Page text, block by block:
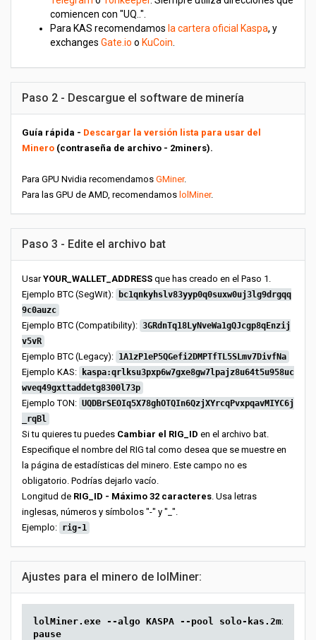
comiencen con "UQ..".
Para KAS recomendamos la cartera oficial Kaspa, y
exchanges Gate.io o KuCoin
Paso 2 - Descargue el software de minería
Guía rápida - Descargar la versión lista para usar del
Minero (contraseña de archivo - 2miners).
Para GPU Nvidia recomendamos GMiner.
Para las GPU de AMD, recomendamos lolMiner.
Paso 3 - Edite el archivo bat
UsarYOUR_WALLET_ADDRESS que has creado en el Paso 1.
Ejemplo BTC (SegWit):
bc1qnkyhslv83yyp0q0suxw0uj3lg9drgqq
9c0auzc
Ejemplo BTC (Compatibility): 3GRdnTq18LyNveWa1gQJcgp8qEnzij
v5vR
Ejemplo BTC (Legacy): 1A1zP1eP5QGefi2DMPTfTL5SLmv7DivfNa
Ejemplo KAS:
kaspa:qrlksu3pxp6w7gxe8gw7lpajz8u64t5u958uc
wveq49gxttaddetg8300l73p
Ejemplo TON: UQDBrSEOIq5X78ghOTQIn6QzjXYrcqPvxpqavMIYC6j
_rqBl
Si tu quieres tu puedes Cambiar el RIG_ID en el archivo bat.
Especifique el nombre del RIG tal como desea que se muestre en
la página de estadísticas del minero. Este campo no es
obligatorio. Podrías dejarlo vacío.
Longitud de RIG_ID - Máximo 32 caracteres. Usa letras
inglesas, números y símbolos "-" y "_".
Ejemplo: rig-1
Ajustes para el minero de lolMiner:
lolMiner.exe --algo KASPA --pool solo-
pause